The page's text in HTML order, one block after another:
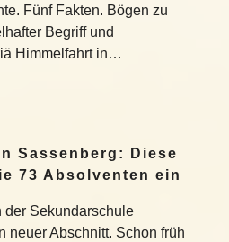
Fünf Fakten. Bögen zu
Begriff und
Himmelfahrt in…
Sassenberg: Diese
73 Absolventen ein
der Sekundarschule
neuer Abschnitt. Schon früh